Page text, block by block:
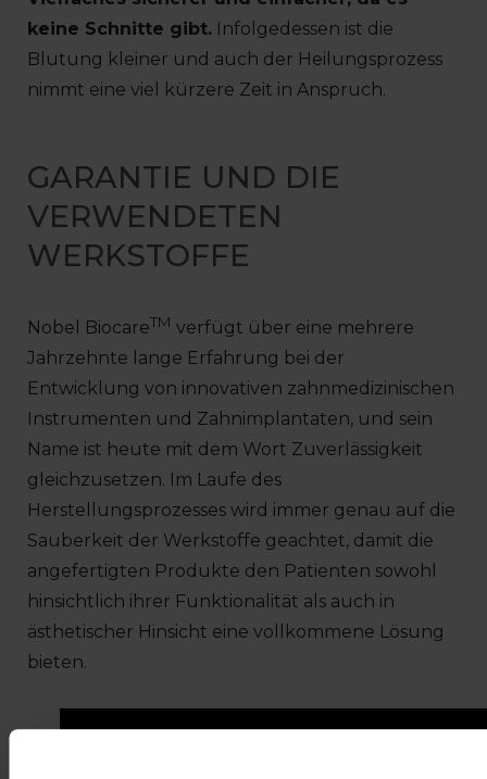
keine Schnitte gibt. Infolgedessen ist die
Blutung kleiner und auch der Heilungsprozess
nimmt eine viel kürzere Zeit in Anspruch.
GARANTIE UND DIE
VERWENDETEN
WERKSTOFFE
Nobel BiocareTM verfügt über eine mehrere
Jahrzehnte lange Erfahrung bei der
Entwicklung von innovativen zahnmedizinischen
Instrumenten und Zahnimplantaten, und sein
Name ist heute mit dem Wort Zuverlässigkeit
gleichzusetzen. Im Laufe des
Herstellungsprozesses wird immer genau auf die
Sauberkeit der Werkstoffe geachtet, damit die
angefertigten Produkte den Patienten sowohl
hinsichtlich ihrer Funktionalität als auch in
ästhetischer Hinsicht eine vollkommene Lösung
bieten.